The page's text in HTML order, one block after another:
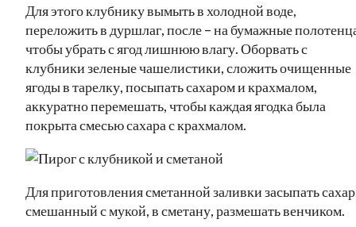
Для этого клубнику вымыть в холодной воде,
переложить в дуршлаг, после – на бумажные
чтобы убрать с ягод лишнюю влагу. Оборвать с
клубники зеленые чашелистики, сложить очищенные
ягоды в тарелку, посыпать сахаром и крахмалом,
аккуратно перемешать, чтобы каждая ягодка была
покрыта смесью сахара с крахмалом.
Для приготовления сметанной заливки засыпать
смешанный с мукой, в сметану, размешать венчиком.